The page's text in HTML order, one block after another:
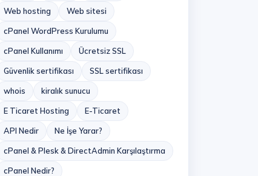
Web hosting Web sitesi
cPanel WordPress Kurulumu
cPanel Kullanımı Ücretsiz SSL
Güvenlik sertifikası SSL sertifikası
whois kiralık sunucu
E Ticaret Hosting E-Ticaret
API Nedir Ne İşe Yarar?
cPanel & Plesk & DirectAdmin Karşılaştırma
cPanel Nedir?